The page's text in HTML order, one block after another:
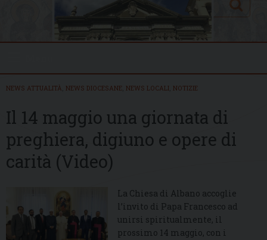
Search
NEWS ATTUALITÀ NEWS DIOCESANE NEWS LOCALI NOTIZIE
Il 14 maggio una giornata di
preghiera, digiuno e opere di
carità (Video)
La Chiesa di Albano accoglie
l’invito di Papa Francesco ad
unirsi spiritualmente, il
prossimo 14 maggio, con i